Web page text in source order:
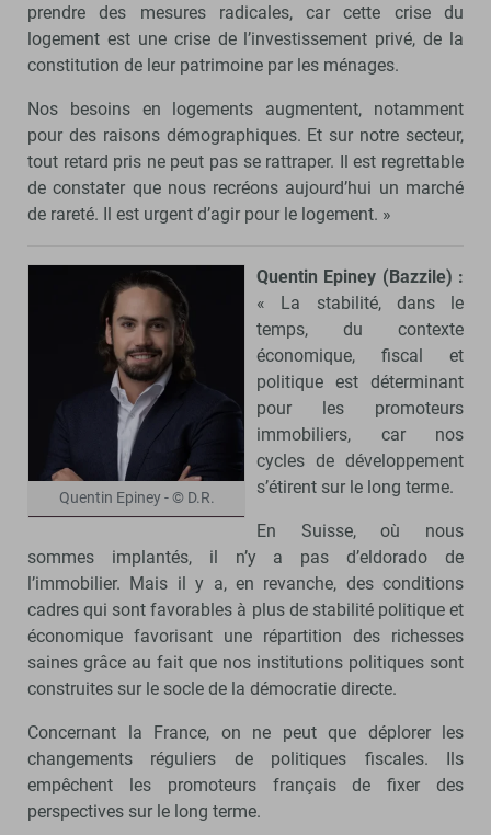
prendre des mesures radicales, car cette crise du
logement est une crise de l’investissement privé, de la
constitution de leur patrimoine par les ménages.
Nos besoins en logements augmentent, notamment
pour des raisons démographiques. Et sur notre secteur,
tout retard pris ne peut pas se rattraper. Il est regrettable
de constater que nous recréons aujourd’hui un marché
de rareté. Il est urgent d’agir pour le logement. »
Quentin Epiney - © D.R.
Quentin Epiney (Bazzile) :
« La stabilité, dans le
temps, du contexte
économique, fiscal et
politique est déterminant
pour les promoteurs
immobiliers, car nos
cycles de développement
s’étirent sur le long terme.
En Suisse, où nous
sommes implantés, il n’y a pas d’eldorado de
l’immobilier. Mais il y a, en revanche, des conditions
cadres qui sont favorables à plus de stabilité politique et
économique favorisant une répartition des richesses
saines grâce au fait que nos institutions politiques sont
construites sur le socle de la démocratie directe.
Concernant la France, on ne peut que déplorer les
changements réguliers de politiques fiscales. Ils
empêchent les promoteurs français de fixer des
perspectives sur le long terme.